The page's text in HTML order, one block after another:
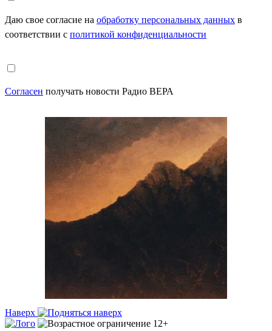
Даю свое согласие на обработку персональных данных в
соответствии с политикой конфиденциальности
Согласен получать новости Радио ВЕРА
Наверх